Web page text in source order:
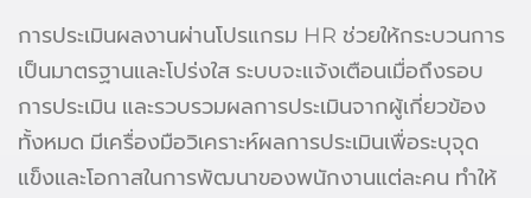
การประเมินผลงานผ่านโปรแกรม HR ช่วยให้กระบวนการ
เป็นมาตรฐานและโปร่งใส ระบบจะแจ้งเตือนเมื่อถึงรอบ
การประเมิน และรวบรวมผลการประเมินจากผู้เกี่ยวข้อง
ทั้งหมด มีเครื่องมือวิเคราะห์ผลการประเมินเพื่อระบุจุด
แข็งและโอกาสในการพัฒนาของพนักงานแต่ละคน ทำให้